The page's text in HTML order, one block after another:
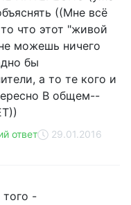
((Мне всё
что этот "живой
можешь ничего
бы
а то те кого и
В общем--
ответ 29.01.2016
того -